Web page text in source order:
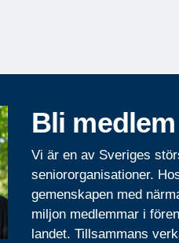
Bli medlem
Vi är en av Sveriges
seniororganisationer.
gemenskapen med
miljon medlemmar i
landet. Tillsammans